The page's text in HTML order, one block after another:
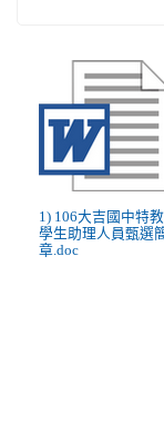
1) 106大吉國中特教
學生助理人員甄選
章.doc